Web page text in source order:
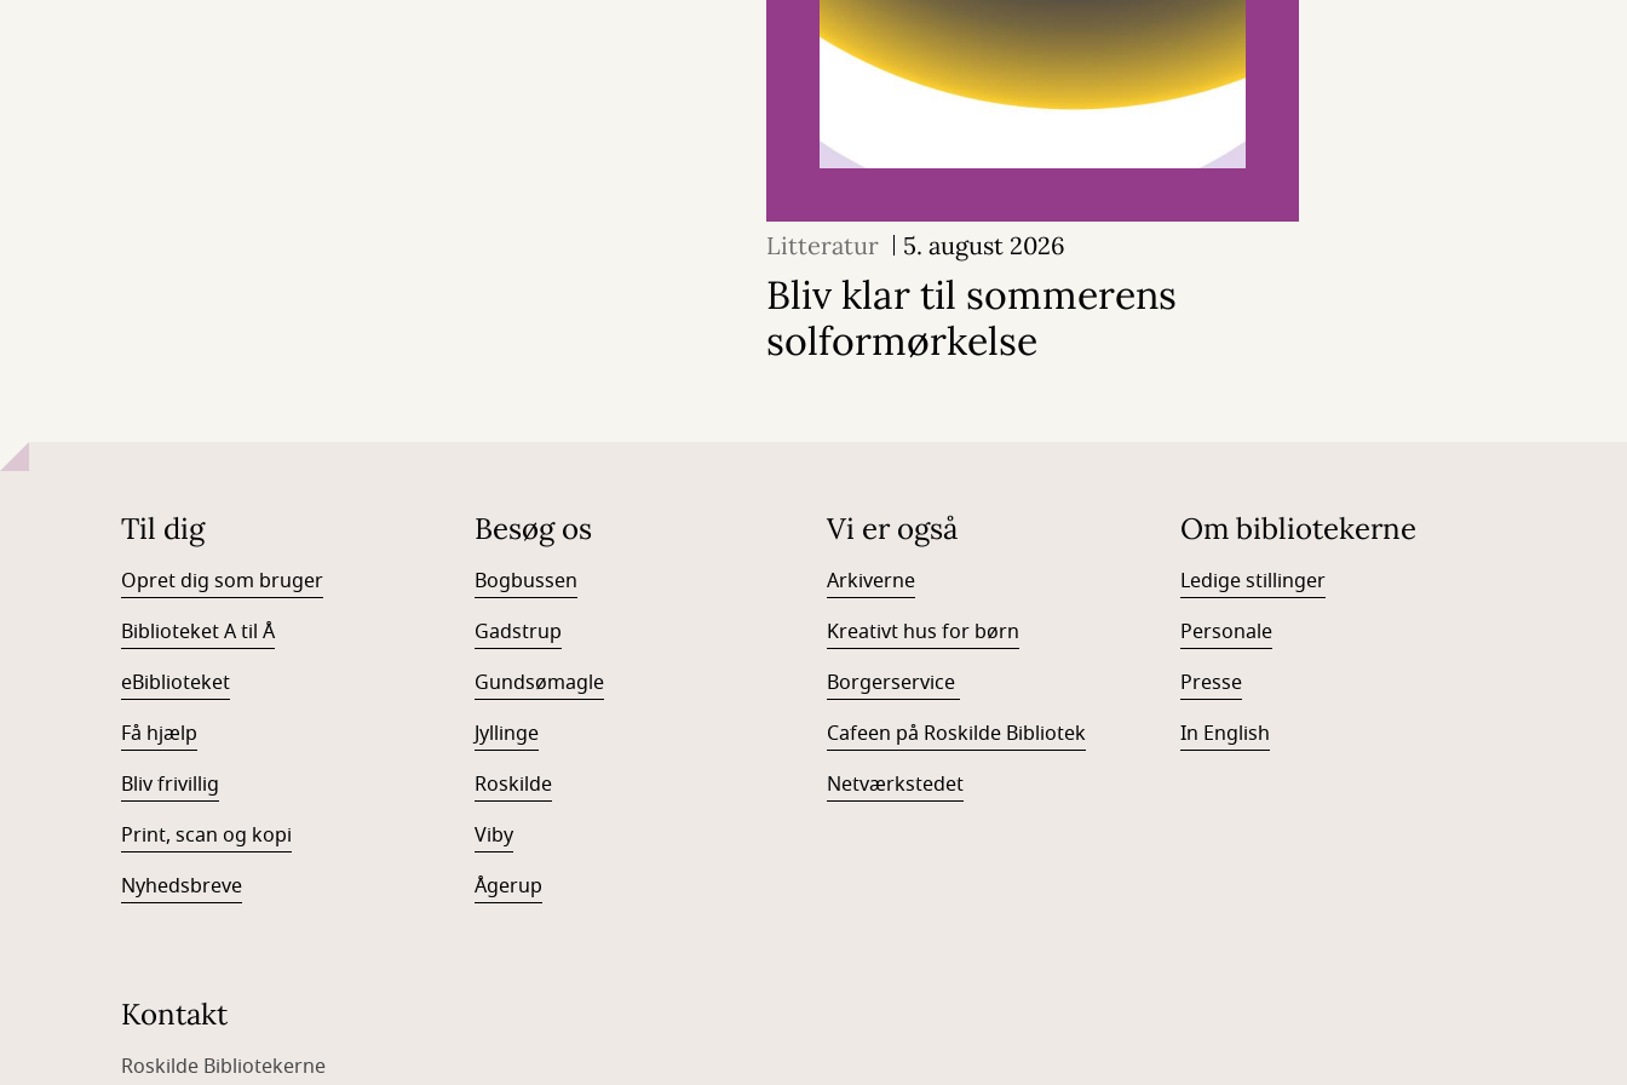
Litteratur 5. august 2026
Bliv klar til sommerens
solformørkelse
Til dig
Opret dig som bruger
Biblioteket A til Å
eBiblioteket
Få hjælp
Bliv frivillig
Print, scan og kopi
Nyhedsbreve
Besøg os
Bogbussen
Gadstrup
Gundsømagle
Jyllinge
Roskilde
Viby
Ågerup
Vi er også
Arkiverne
Kreativt hus for børn
Borgerservice
Cafeen på Roskilde Bibliotek
Netværkstedet
Om bibliotekerne
Ledige stillinger
Personale
Presse
In English
Kontakt
Roskilde Bibliotekerne